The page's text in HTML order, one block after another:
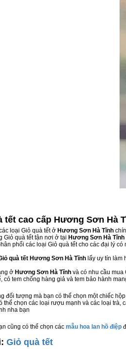
tết cao cấp Hương Sơn Hà
loại Giỏ quà tết ở Hương Sơn Hà Tĩnh
Giỏ quà tết tận nơi ở tại Hương Sơn Hà Tĩnh
phối các loại Giỏ quà tết cho các đại lý có
quà tết Hương Sơn Hà Tĩnh lấy uy tín làm
ở Hương Sơn Hà Tĩnh và có nhu cầu mua
có tem chống hàng giả và tem bảo hành
đối tượng mà bạn có thể chọn một chiếc
thể chọn các loại rượu mạnh và các loại
nha bạn
cũng có thể chọn các mẫu hoa lan hồ điệp
Giỏ quà tết